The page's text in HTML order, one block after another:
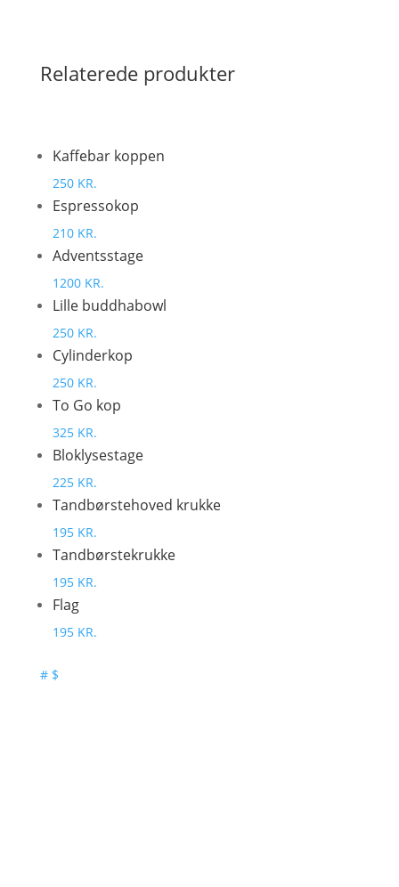
Relaterede produkter
Kaffebar koppen
250 KR.
Espressokop
210 KR.
Adventsstage
1200 KR.
Lille buddhabowl
250 KR.
Cylinderkop
250 KR.
To Go kop
325 KR.
Bloklysestage
225 KR.
Tandbørstehoved krukke
195 KR.
Tandbørstekrukke
195 KR.
Flag
195 KR.
# $